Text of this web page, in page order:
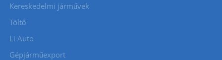
Kereskedelmi járművek
Töltő
Li Auto
Gépjárműexport